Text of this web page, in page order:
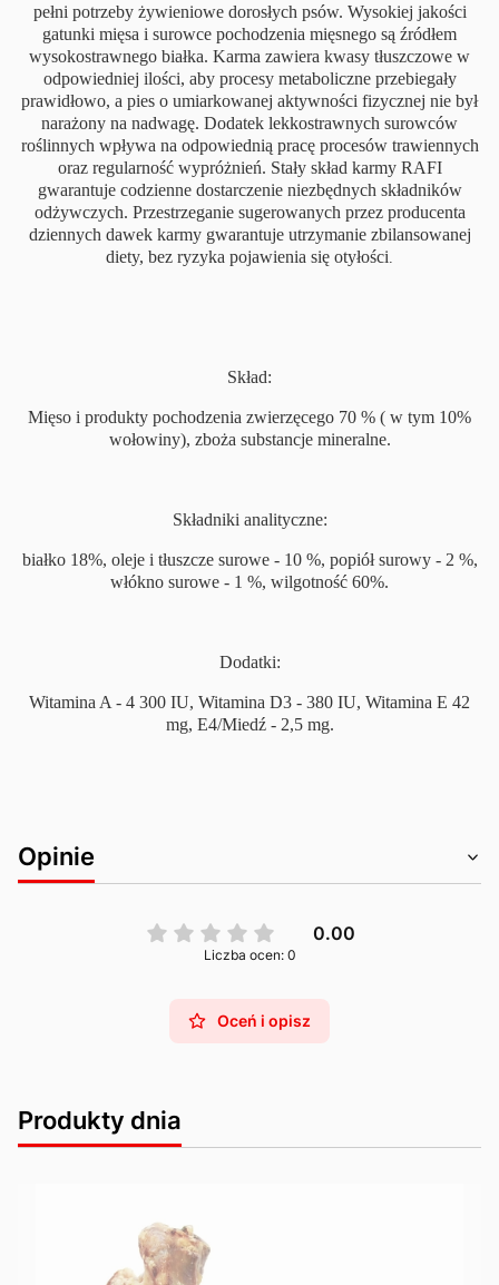
pełni potrzeby żywieniowe dorosłych psów. Wysokiej jakości
gatunki mięsa i surowce pochodzenia mięsnego są źródłem
wysokostrawnego białka. Karma zawiera kwasy tłuszczowe w
odpowiedniej ilości, aby procesy metaboliczne przebiegały
prawidłowo, a pies o umiarkowanej aktywności fizycznej nie był
narażony na nadwagę. Dodatek lekkostrawnych surowców
roślinnych wpływa na odpowiednią pracę procesów trawiennych
oraz regularność wypróżnień. Stały skład karmy RAFI
gwarantuje codzienne dostarczenie niezbędnych składników
odżywczych. Przestrzeganie sugerowanych przez producenta
dziennych dawek karmy gwarantuje utrzymanie zbilansowanej
diety, bez ryzyka pojawienia się otyłości
Skład:
Mięso i produkty pochodzenia zwierzęcego 70 % ( w tym 10%
wołowiny), zboża substancje mineralne.
Składniki analityczne:
białko 18%, oleje i tłuszcze surowe - 10 %, popiół surowy - 2 %,
włókno surowe - 1 %, wilgotność 60%.
Dodatki:
Witamina A - 4 300 IU, Witamina D3 - 380 IU, Witamina E 42
mg, E4/Miedź - 2,5 mg.
Opinie
0.00
Liczba ocen: 0
Oceń i opisz
Produkty dnia